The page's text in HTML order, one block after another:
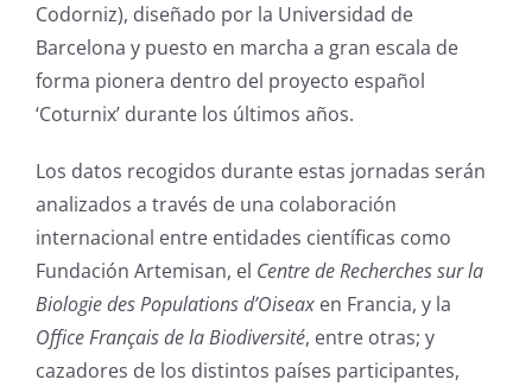
Codorniz), diseñado por la Universidad de
Barcelona y puesto en marcha a gran escala de
forma pionera dentro del proyecto español
‘Coturnix’ durante los últimos años.
Los datos recogidos durante estas jornadas serán
analizados a través de una colaboración
internacional entre entidades científicas como
Fundación Artemisan, el Centre de Recherches sur la
Biologie des Populations d’Oiseax en Francia, y la
Office Français de la Biodiversité, entre otras; y
cazadores de los distintos países participantes,